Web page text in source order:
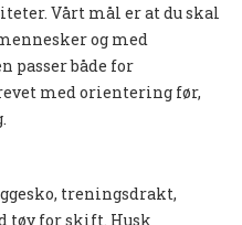
Vårt mål er at du skal
og med
passer både for
med orientering før,
treningsdrakt,
tøy for skift. Husk